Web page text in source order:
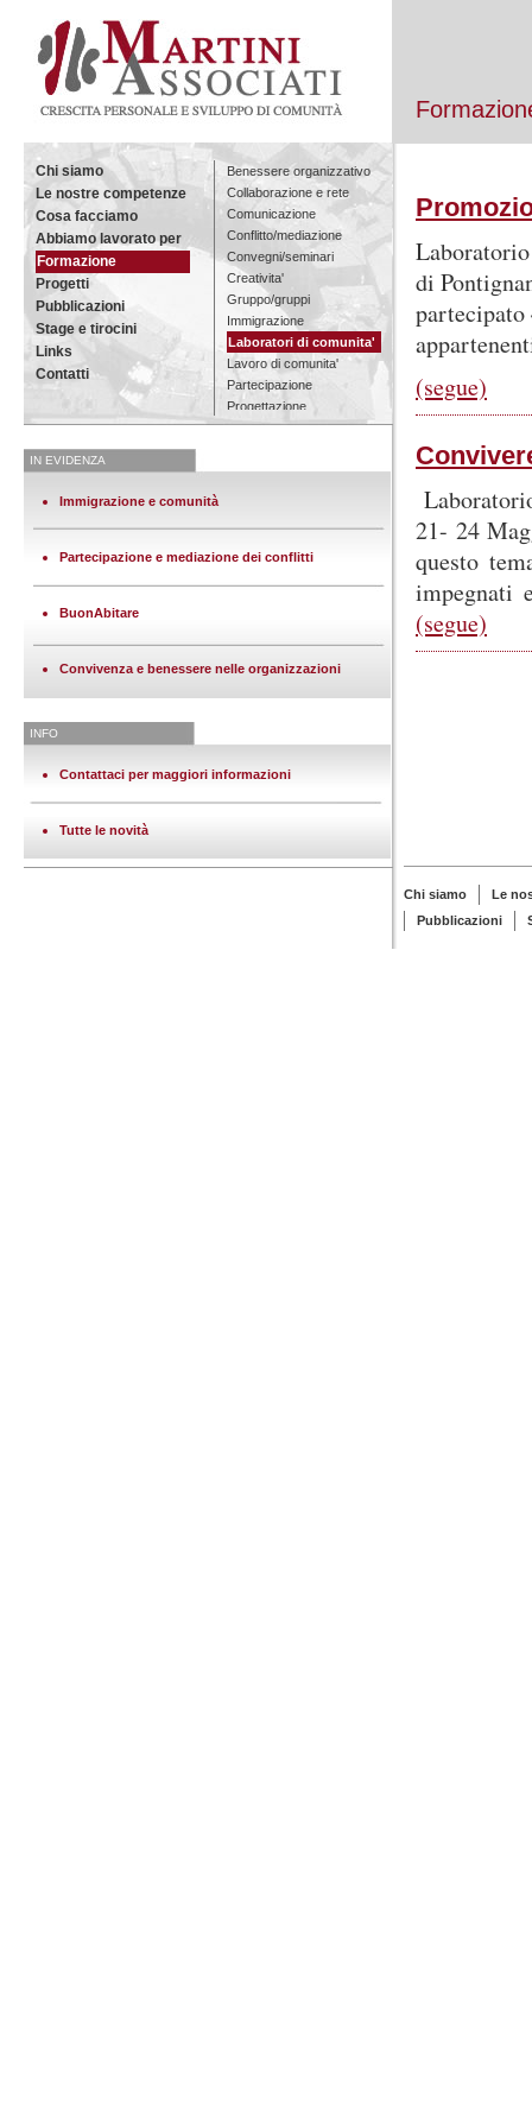
Chi siamo
Le nostre competenze
Cosa facciamo
Abbiamo lavorato per
Formazione
Progetti
Pubblicazioni
Stage e tirocini
Links
Contatti
Benessere organizzativo
Collaborazione e rete
Comunicazione
Conflitto/mediazione
Convegni/seminari
Creativita'
Gruppo/gruppi
Immigrazione
Laboratori di comunita'
Lavoro di comunita'
Partecipazione
Progettazione
Ricerca
IN EVIDENZA
Immigrazione e comunità
Partecipazione e mediazione dei conflitti
BuonAbitare
Convivenza e benessere nelle organizzazioni
INFO
Contattaci per maggiori informazioni
Tutte le novità
di
partecipato
(segue)
21- 24
questo
impegnati
(segue)
Chi siamo
Le
Pubblicazioni